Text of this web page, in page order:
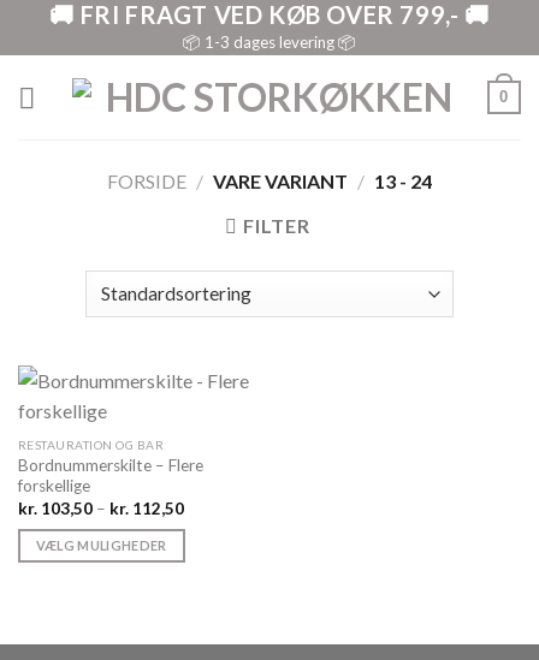
🚚 FRI FRAGT VED KØB OVER 799,- 🚚
📦 1-3 dages levering 📦
0
FORSIDE / VARE VARIANT / 13 - 24
FILTER
RESTAURATION OG BAR
Bordnummerskilte – Flere
forskellige
kr.103,50 – kr.112,50Prisinterval:
til
VÆLG MULIGHEDER
flere